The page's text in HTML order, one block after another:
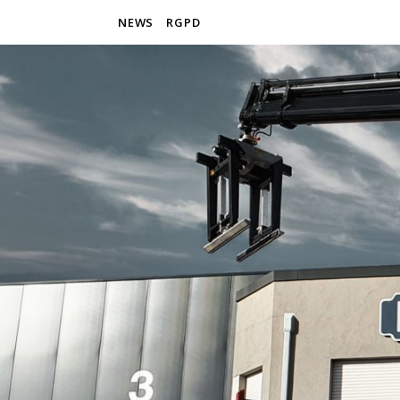
NEWS RGPD